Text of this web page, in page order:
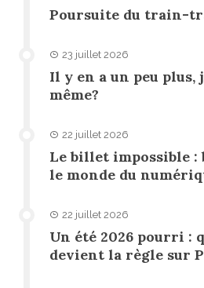
Poursuite du train-
23 juillet 2026
Il y en a un peu plus,
même?
22 juillet 2026
Le billet impossible :
le monde du
22 juillet 2026
Un été 2026 pourri :
devient la règle sur